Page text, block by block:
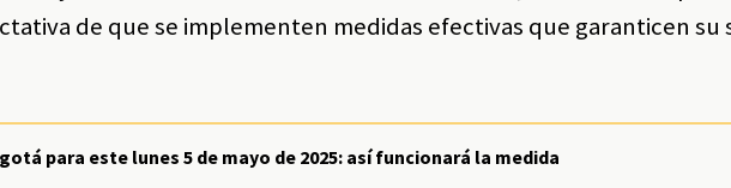
de que se implementen medidas efectivas que garanticen su
para este lunes 5 de mayo de 2025: así funcionará la medida